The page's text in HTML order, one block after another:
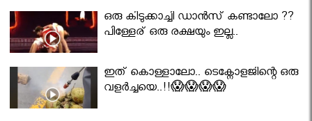
ഒരു കിടുക്കാച്ചി ഡാൻസ് കണ്ടാലോ ??
പിള്ളേര് ഒരു രക്ഷയും ഇല്ല..
ഇത് കൊള്ളാലോ.. ടെക്നോളജിന്റെ ഒരു
വളർച്ചയെ..!!😱😱😱😱